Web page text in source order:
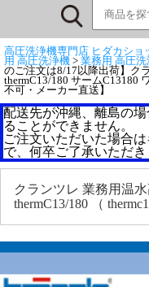
高圧洗浄機専門店 ヒダカショ
用 高圧洗浄機 > 業務用 高圧洗
のご注文は8/17以降出荷】ク
thermC13/180 サームC13180
不可・メーカー直送】
配送先が沖縄、離島の
ることができません。
ご注文いただいた場合
で、何卒ご了承いただ
クランツレ 業務用温
thermC13/180 （